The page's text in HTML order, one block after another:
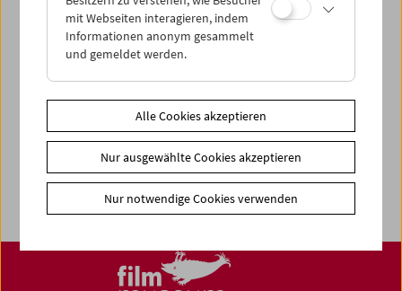
News
News Archiv
Newsletter
Jobs
mit Webseiten interagieren, indem
Informationen anonym gesammelt
und gemeldet werden.
Alle Cookies akzeptieren
Nur ausgewählte Cookies akzeptieren
Nur notwendige Cookies verwenden